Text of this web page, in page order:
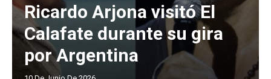
Ricardo Arjona visitó El
Calafate durante su gira
por Argentina